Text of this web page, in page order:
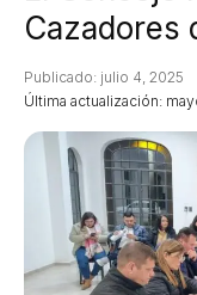
Cazadores
Última actualización:
Publicado: julio 4, 2025